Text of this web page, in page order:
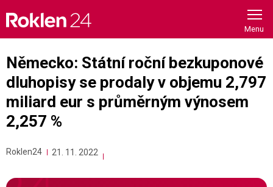
content
Německo: Státní roční bezkuponové
dluhopisy se prodaly v objemu 2,797
miliard eur s průměrným výnosem
2,257 %
Roklen24 21. 11. 2022